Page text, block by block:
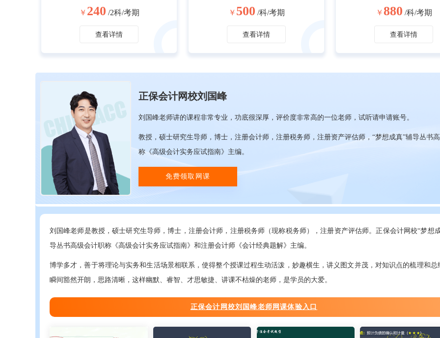
￥ 240 /2科/考期
查看详情
￥ 500 /科/考期
查看详情
￥ 880 /科/考期
查看详情
正保会计网校刘国峰
刘国峰老师讲的课程非常专业，功底很深厚，评价度非常高的一位老师，试听请申请账号。
教授，硕士研究生导师，博士，注册会计师，注册税务师，注册资产评估师，“梦想成真”辅导丛书
称《高级会计实务应试指南》主编。
免费领取网课
刘国峰老师是教授，硕士研究生导师，博士，注册会计师，注册税务师（现称税务师），注册资产评估师。正保会计网校“梦想
导丛书高级会计职称《高级会计实务应试指南》和注册会计师《会计经典题解》主编。
博学多才，善于将理论与实务和生活场景相联系，使得整个授课过程生动活泼，妙趣横生，讲义图文并茂，对知识点的梳理和总
瞬间豁然开朗，思路清晰，这样幽默、睿智、才思敏捷、讲课不枯燥的老师，是学员的大爱。
正保会计网校刘国峰老师网课体验入口